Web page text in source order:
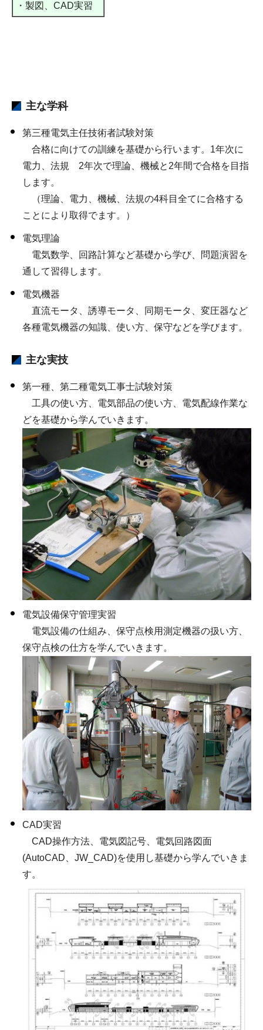
・製図、CAD実習
主な学科
第三種電気主任技術者試験対策
合格に向けての訓練を基礎から行います。1年次に
電力、法規 2年次で理論、機械と2年間で合格を目指
します。
（理論、電力、機械、法規の4科目全てに合格する
ことにより取得でます。）
電気理論
電気数学、回路計算など基礎から学び、問題演習を
通して習得します。
電気機器
直流モータ、誘導モータ、同期モータ、変圧器など
各種電気機器の知識、使い方、保守などを学びます。
主な実技
第一種、第二種電気工事士試験対策
工具の使い方、電気部品の使い方、電気配線作業な
どを基礎から学んでいきます。
電気設備保守管理実習
電気設備の仕組み、保守点検用測定機器の扱い方、
保守点検の仕方を学んでいきます。
CAD実習
CAD操作方法、電気図記号、電気回路図面
(AutoCAD、JW_CAD)を使用し基礎から学んでいきま
す。